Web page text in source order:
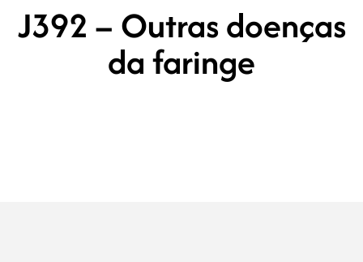
J392 – Outras doenças
da faringe